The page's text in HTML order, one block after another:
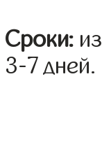
Сроки:
3-7 дней.